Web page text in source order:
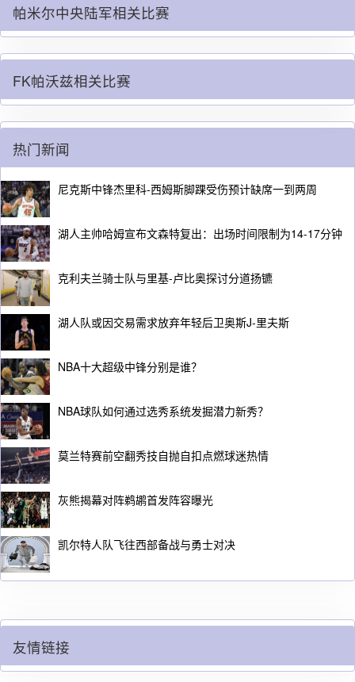
帕米尔中央陆军相关比赛
FK帕沃兹相关比赛
热门新闻
尼克斯中锋杰里科-西姆斯脚踝受伤预计缺席一到两周
湖人主帅哈姆宣布文森特复出：出场时间限制为14-17分钟
克利夫兰骑士队与里基-卢比奥探讨分道扬镳
湖人队或因交易需求放弃年轻后卫奥斯J-里夫斯
NBA十大超级中锋分别是谁？
NBA球队如何通过选秀系统发掘潜力新秀？
莫兰特赛前空翻秀技自抛自扣点燃球迷热情
灰熊揭幕对阵鹈鹕首发阵容曝光
凯尔特人队飞往西部备战与勇士对决
友情链接